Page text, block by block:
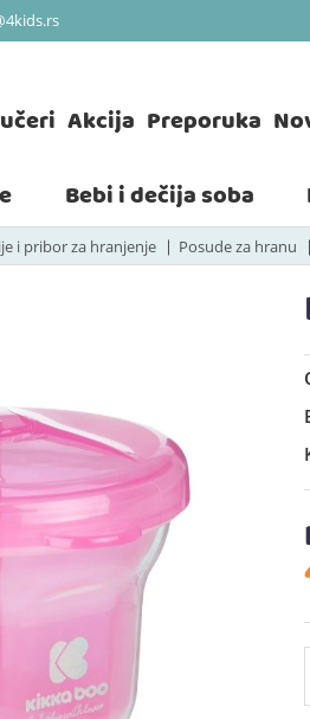
Akcija Preporuka
Bebi i dečija soba
i pribor za hranjenje Posude za hranu